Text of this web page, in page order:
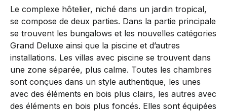
Le complexe hôtelier, niché dans un jardin tropical,
se compose de deux parties. Dans la partie principale
se trouvent les bungalows et les nouvelles catégories
Grand Deluxe ainsi que la piscine et d’autres
installations. Les villas avec piscine se trouvent dans
une zone séparée, plus calme. Toutes les chambres
sont conçues dans un style authentique, les unes
avec des éléments en bois plus clairs, les autres avec
des éléments en bois plus foncés. Elles sont équipées